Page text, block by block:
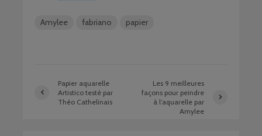
Amylee fabriano papier
Papier aquarelle
Artistico testé par
Théo Cathelinais
Les 9 meilleures
façons pour peindre
à l’aquarelle par
Amylee